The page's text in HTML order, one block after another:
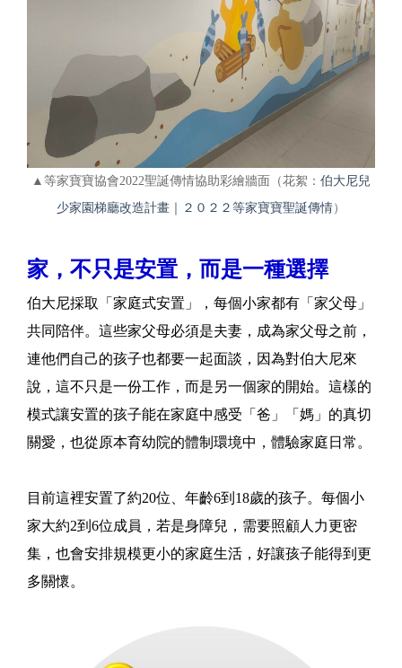
▲等家寶寶協會2022聖誕傳情協助彩繪牆面（花絮： 伯大尼兒
少家園梯廳改造計畫｜２０２２等家寶寶聖誕傳情）
家，不只是安置，而是一種選擇
伯大尼採取「家庭式安置」，每個小家都有「家父母」
共同陪伴。這些家父母必須是夫妻，成為家父母之前，
連他們自己的孩子也都要一起面談，因為對伯大尼來
說，這不只是一份工作，而是另一個家的開始。這樣的
模式讓安置的孩子能在家庭中感受「爸」「媽」的真切
關愛，也從原本育幼院的體制環境中，體驗家庭日常。
目前這裡安置了約20位、年齡6到18歲的孩子。每個小
家大約2到6位成員，若是身障兒，需要照顧人力更密
集，也會安排規模更小的家庭生活，好讓孩子能得到更
多關懷。